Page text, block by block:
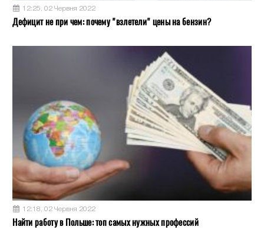
12:25, 02 Червня 2022
Дефицит не при чем: почему "взлетели" цены на бензин?
12:18, 02 Червня 2022
Найти работу в Польше: топ самых нужных профессий